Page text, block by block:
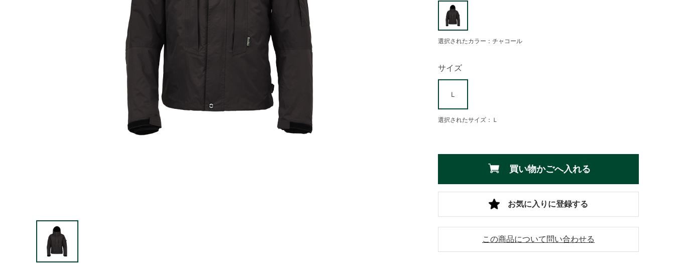
選択されたカラー：チャコール
サイズ
Ｌ
選択されたサイズ：Ｌ
買い物かごへ入れる
この商品について問い合わせる
お気に入りに登録する